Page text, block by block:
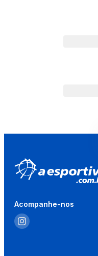
Acompanhe-nos